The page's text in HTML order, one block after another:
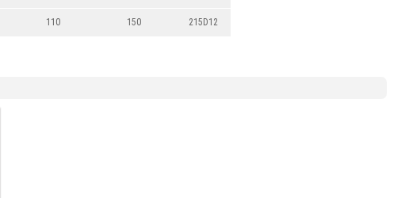
110 150 215D12